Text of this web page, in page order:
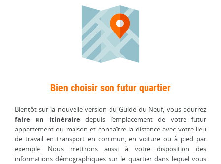
Bien choisir son futur quartier
Bientôt sur la nouvelle version du Guide du Neuf, vous pourrez
faire un itinéraire depuis l’emplacement de votre futur
appartement ou maison et connaître la distance avec votre lieu
de travail en transport en commun, en voiture ou à pied par
exemple. Nous mettrons aussi à votre disposition des
informations démographiques sur le quartier dans lequel vous